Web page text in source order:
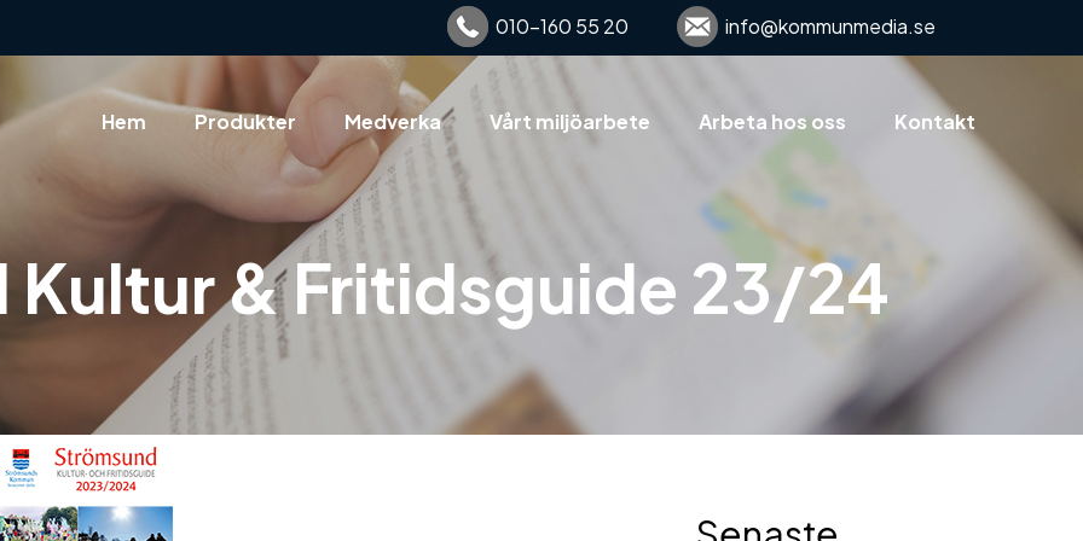
info@kommunmedia.se
010-160 55 20
Hem Produkter Medverka Vårt miljöarbete Arbeta hos oss Kontakt
Kultur & Fritidsguide 23/24